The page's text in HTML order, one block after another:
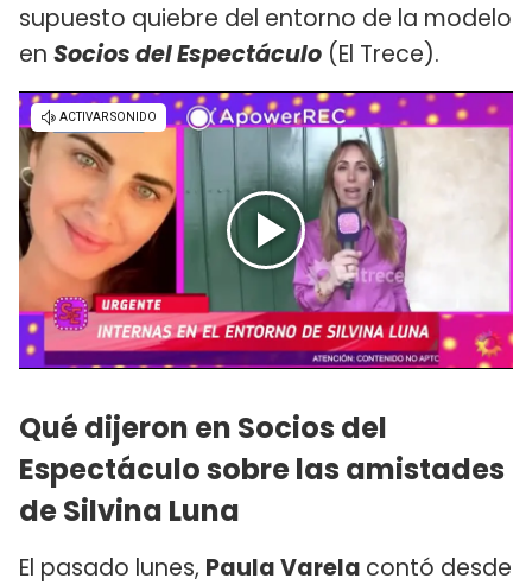
supuesto quiebre del entorno de la modelo
en Socios del Espectáculo (El Trece).
Qué dijeron en Socios del
Espectáculo sobre las amistades
de Silvina Luna
El pasado lunes, Paula Varela contó desde